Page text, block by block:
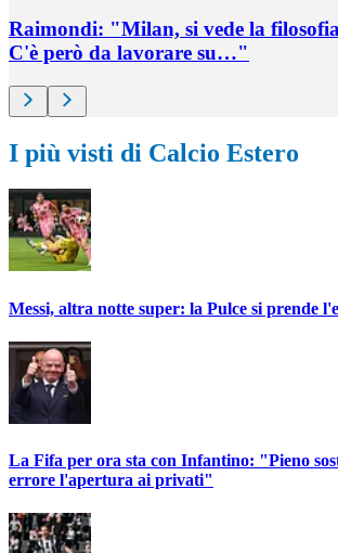
Raimondi: "Milan, si vede la
C'è però da lavorare su…"
I più visti di Calcio Estero
Messi, altra notte super: la Pulce si prende
La Fifa per ora sta con Infantino: "Pieno
errore l'apertura ai privati"